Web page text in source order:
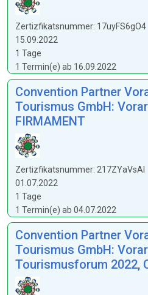
Zertizfikatsnummer: 17uyFS6gO4
15.09.2022
1 Tage
1 Termin(e) ab 16.09.2022
Convention Partner
Tourismus GmbH:
FIRMAMENT
Zertizfikatsnummer: 217ZYaVsAl
01.07.2022
1 Tage
1 Termin(e) ab 04.07.2022
Convention Partner
Tourismus GmbH:
Tourismusforum 2022,